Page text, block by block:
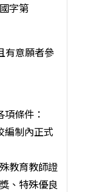
字第
有意願者參
條件：
編制內正式
教育教師證
、特殊優良